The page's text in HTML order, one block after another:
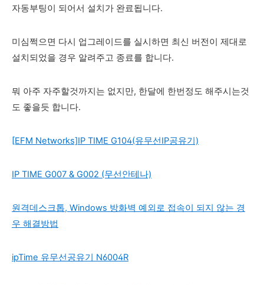
자동부팅이 되어서 설치가 완료됩니다.
미심쩍으면 다시 업그레이드를 실시하면 최신 버전이 제대로
설치되었을 경우 알려주고 종료를 합니다.
뭐 아주 자주할것까지는 없지만, 한달에 한번정도 해주시는것
도 좋을듯 합니다.
[EFM Networks]IP TIME G104(유무선IP공유기)
IP TIME G007 & G002 (무선안테나)
원격데스크톱, Windows 방화벽 예외로 접속이 되지 않는 경
우 해결방법
ipTime 유무선공유기 N6004R